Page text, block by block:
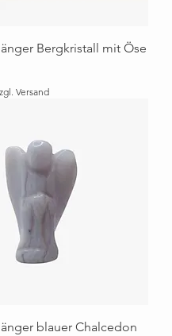
Bergkristall mit Öse
Versand
blauer Chalcedon